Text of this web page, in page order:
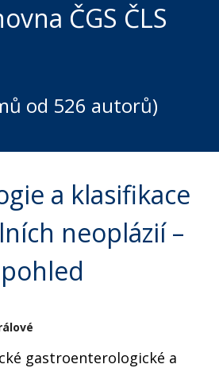
ČGS ČLS
od 526 autorů)
a klasifikace
neoplázií –
gastroenterologické a